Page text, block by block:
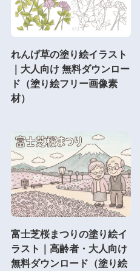
れんげ草の塗り絵イラスト
｜大人向け 無料ダウンロー
ド（塗り絵フリー画像素
材）
富士芝桜まつりの塗り絵イ
ラスト｜高齢者・大人向け
無料ダウンロード（塗り絵